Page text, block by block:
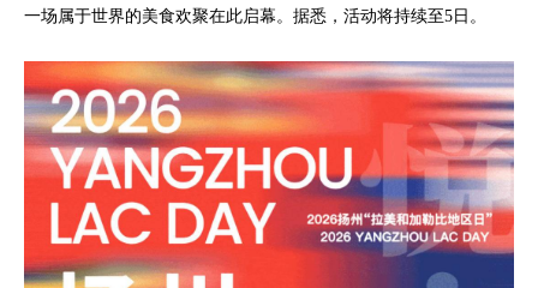
一场属于世界的美食欢聚在此启幕。据悉，活动将持续至5日。